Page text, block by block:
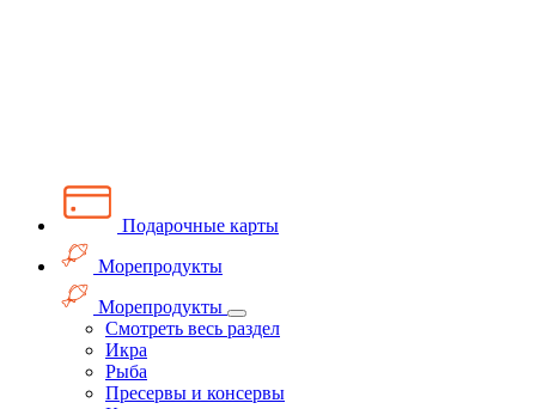
Подарочные карты
Морепродукты
Морепродукты
Смотреть весь раздел
Икра
Рыба
Пресервы и консервы